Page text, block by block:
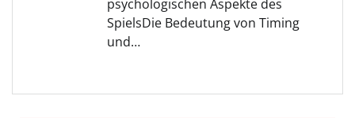
psychologischen Aspekte des
SpielsDie Bedeutung von Timing
und…